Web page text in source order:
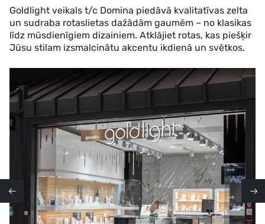
Goldlight veikals t/c Domina piedāvā kvalitatīvas zelta
un sudraba rotaslietas dažādām gaumēm – no klasikas
līdz mūsdienīgiem dizainiem. Atklājiet rotas, kas piešķir
Jūsu stilam izsmalcinātu akcentu ikdienā un svētkos.